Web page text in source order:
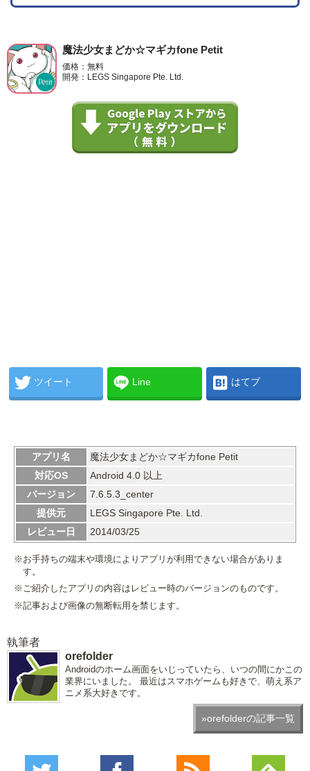
魔法少女まどか☆マギカfone Petit
価格：無料
開発：LEGS Singapore Pte. Ltd.
ツイート Line はてブ
アプリ名
魔法少女まどか☆マギカfone Petit
対応OS
Android 4.0 以上
バージョン
7.6.5.3_center
提供元
LEGS Singapore Pte. Ltd.
レビュー日
2014/03/25
※お手持ちの端末や環境によりアプリが利用できない場合がありま
す。
※ご紹介したアプリの内容はレビュー時のバージョンのものです。
※記事および画像の無断転用を禁じます。
執筆者
orefolder
Androidのホーム画面をいじっていたら、いつの間にかこの
業界にいました。 最近はスマホゲームも好きで、萌え系ア
ニメ系大好きです。
»orefolderの記事一覧